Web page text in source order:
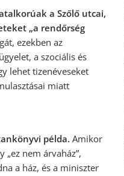
a Szőlő utcai,
„a rendőrség
ezekben az
a szociális és
lehet tizenéveseket
miatt
példa. Amikor
nem árvaház”,
a ház, és a miniszter